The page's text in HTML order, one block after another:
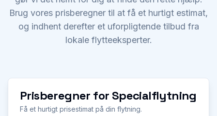
Brug vores prisberegner til at få et hurtigt estimat,
og indhent derefter et uforpligtende tilbud fra
lokale flytteeksperter.
Prisberegner for Specialflytning
Få et hurtigt prisestimat på din flytning.